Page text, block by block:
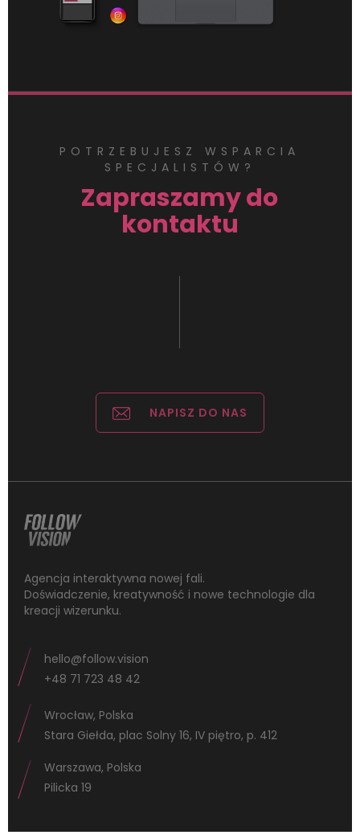
POTRZEBUJESZ WSPARCIA
SPECJALISTÓW?
Zapraszamy do
kontaktu
NAPISZ DO NAS
Agencja interaktywna nowej fali.
Doświadczenie, kreatywność i nowe technologie dla
kreacji wizerunku.
hello@follow.vision
+48 71 723 48 42
Wrocław, Polska
Stara Giełda, plac Solny 16, IV piętro, p. 412
Warszawa, Polska
Pilicka 19